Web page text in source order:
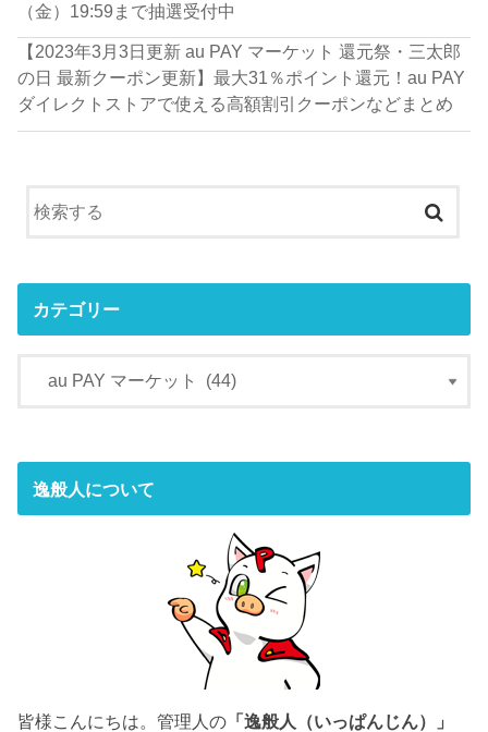
（金）19:59まで抽選受付中
【2023年3月3日更新 au PAY マーケット 還元祭・三太郎
の日 最新クーポン更新】最大31％ポイント還元！au PAY
ダイレクトストアで使える高額割引クーポンなどまとめ
カテゴリー
逸般人について
皆様こんにちは。管理人の 「逸般人（いっぱんじん）」